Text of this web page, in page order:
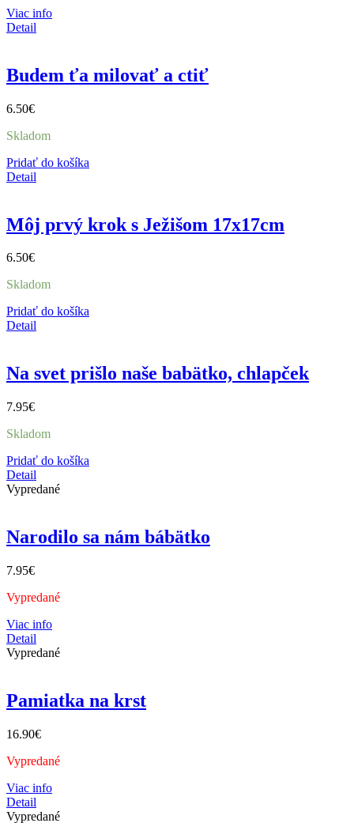
Viac info
Detail
Budem ťa milovať a ctiť
6.50€
Skladom
Pridať do košíka
Detail
Môj prvý krok s Ježišom 17x17cm
6.50€
Skladom
Pridať do košíka
Detail
Na svet prišlo naše babätko, chlapček
7.95€
Skladom
Pridať do košíka
Detail
Vypredané
Narodilo sa nám bábätko
7.95€
Vypredané
Viac info
Detail
Vypredané
Pamiatka na krst
16.90€
Vypredané
Viac info
Detail
Vypredané